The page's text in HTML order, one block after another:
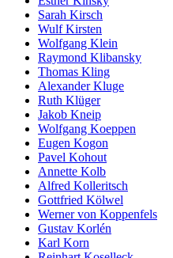
Sarah Kirsch
Wulf Kirsten
Wolfgang Klein
Raymond Klibansky
Thomas Kling
Alexander Kluge
Ruth Klüger
Jakob Kneip
Wolfgang Koeppen
Eugen Kogon
Pavel Kohout
Annette Kolb
Alfred Kolleritsch
Gottfried Kölwel
Werner von Koppenfels
Gustav Korlén
Karl Korn